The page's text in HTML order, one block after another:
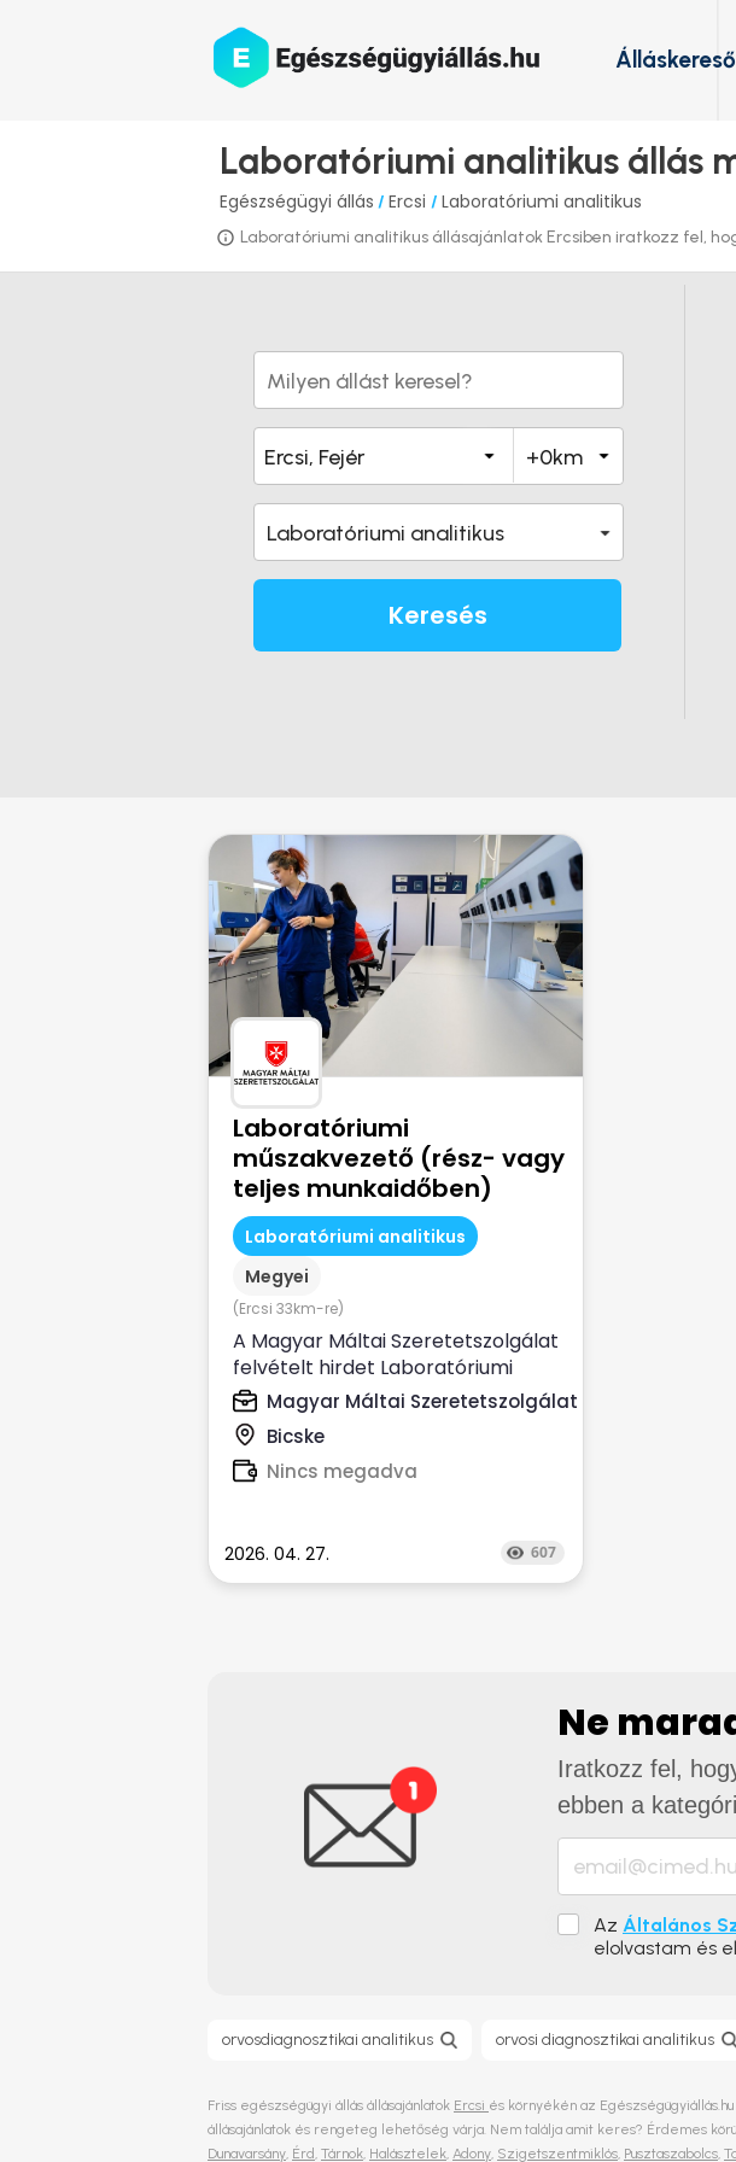
Laboratóriumi analitikus állás
Egészségügyi állás / Ercsi / Laboratóriumi analitikus
Laboratóriumi analitikus állásajánlatok Ercsiben iratkozz fel,
Laboratóriumi analitikus
Keresés
Laboratóriumi
műszakvezető (rész- vagy
teljes munkaidőben)
Laboratóriumi analitikus
Megyei
(Ercsi 33km-re)
A Magyar Máltai Szeretetszolgálat
felvételt hirdet Laboratóriumi
műszakvezető (rész- vagy...
Magyar Máltai Szeretetszolgálat
Bicske
Nincs megadva
2026. 04. 27. 607
Ne
Iratkozz fel,
ebben a
Az Általános
elolvastam és
orvosdiagnosztikai analitikus orvosi diagnosztikai analitikus
Friss egészségügyi állás állásajánlatok Ercsi és környékén az
állásajánlatok és rengeteg lehetőség várja. Nem találja amit keres? Érdemes
Dunavarsány, Érd , Tárnok, Halásztelek, Adony, Szigetszentmiklós, Pusztaszabolcs,